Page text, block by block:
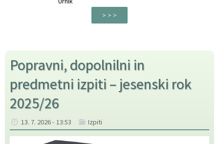
> > >
Popravni, dopolnilni in
predmetni izpiti – jesenski rok
2025/26
13. 7. 2026 - 13:53 Izpiti